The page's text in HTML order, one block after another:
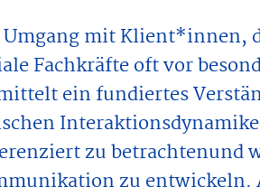
Umgang mit Klient*innen,
Fachkräfte oft vor
ein fundiertes
zu betrachtenund